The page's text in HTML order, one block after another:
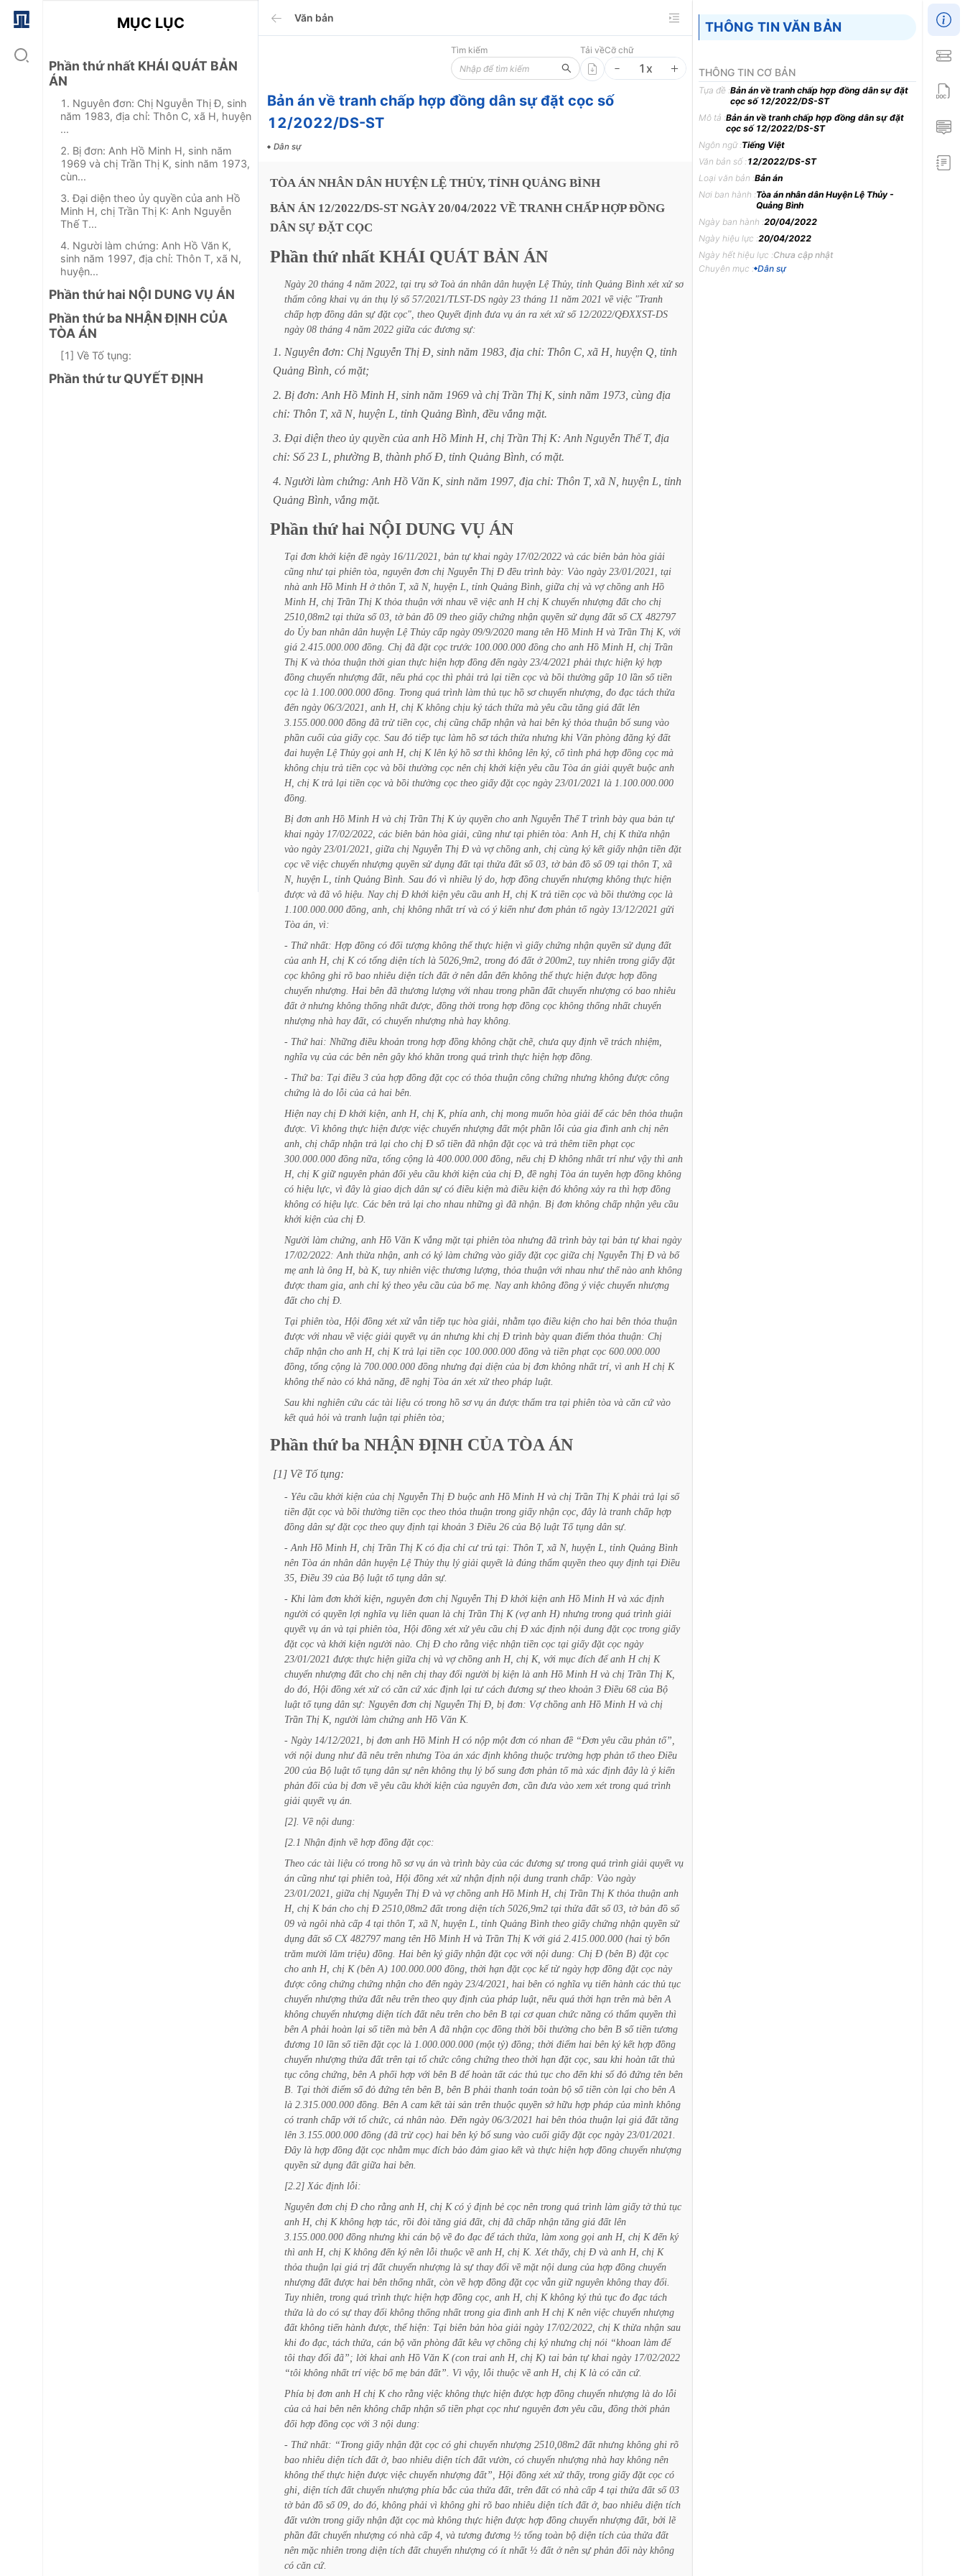
MỤC LỤC
Phần thứ nhất KHÁI QUÁT BẢN
ÁN
1. Nguyên đơn: Chị Nguyễn Thị Đ, sinh
năm 1983, địa chỉ: Thôn C, xã H, huyện
...
2. Bị đơn: Anh Hồ Minh H, sinh năm
1969 và chị Trần Thị K, sinh năm 1973,
cùn...
3. Đại diện theo ủy quyền của anh Hồ
Minh H, chị Trần Thị K: Anh Nguyễn
Thế T...
4. Người làm chứng: Anh Hồ Văn K,
sinh năm 1997, địa chỉ: Thôn T, xã N,
huyện...
Phần thứ hai NỘI DUNG VỤ ÁN
Phần thứ ba NHẬN ĐỊNH CỦA
TÒA ÁN
[1] Về Tố tụng:
Phần thứ tư QUYẾT ĐỊNH
Văn bản
Tìm kiếm Tải vềCỡ chữ
1 x
Bản án về tranh chấp hợp đồng dân sự đặt cọc số
12/2022/DS-ST
Dân sự
TÒA ÁN NHÂN DÂN HUYỆN LỆ THỦY, TỈNH QUẢNG BÌNH
BẢN ÁN 12/2022/DS-ST NGÀY 20/04/2022 VỀ TRANH CHẤP HỢP ĐỒNG
DÂN SỰ ĐẶT CỌC
Phần thứ nhất KHÁI QUÁT BẢN ÁN
Ngày 20 tháng 4 năm 2022, tại trụ sở Toà án nhân dân huyện Lệ Thủy, tỉnh Quảng Bình xét xử sơ
thẩm công khai vụ án thụ lý số 57/2021/TLST-DS ngày 23 tháng 11 năm 2021 về việc "Tranh
chấp hợp đồng dân sự đặt cọc", theo Quyết định đưa vụ án ra xét xử số 12/2022/QĐXXST-DS
ngày 08 tháng 4 năm 2022 giữa các đương sự:
1. Nguyên đơn: Chị Nguyễn Thị Đ, sinh năm 1983, địa chỉ: Thôn C, xã H, huyện Q, tỉnh
Quảng Bình, có mặt;
2. Bị đơn: Anh Hồ Minh H, sinh năm 1969 và chị Trần Thị K, sinh năm 1973, cùng địa
chỉ: Thôn T, xã N, huyện L, tỉnh Quảng Bình, đều vắng mặt.
3. Đại diện theo ủy quyền của anh Hồ Minh H, chị Trần Thị K: Anh Nguyễn Thế T, địa
chỉ: Số 23 L, phường B, thành phố Đ, tỉnh Quảng Bình, có mặt.
4. Người làm chứng: Anh Hồ Văn K, sinh năm 1997, địa chỉ: Thôn T, xã N, huyện L, tỉnh
Quảng Bình, vắng mặt.
Phần thứ hai NỘI DUNG VỤ ÁN
Tại đơn khởi kiện đề ngày 16/11/2021, bản tự khai ngày 17/02/2022 và các biên bản hòa giải
cũng như tại phiên tòa, nguyên đơn chị Nguyễn Thị Đ đều trình bày: Vào ngày 23/01/2021,
tại
nhà anh Hồ Minh H ở thôn T, xã N, huyện L, tỉnh Quảng Bình, giữa chị và vợ chồng anh Hồ
Minh H, chị Trần Thị K thỏa thuận với nhau về việc anh H chị K chuyển nhượng đất cho chị
2510,08m2 tại thửa số 03, tờ bản đồ 09 theo giấy chứng nhận quyền sử dụng đất số CX 482797
do Ủy ban nhân dân huyện Lệ Thủy cấp ngày 09/9/2020 mang tên Hồ Minh H và Trần Thị K, với
giá 2.415.000.000 đồng. Chị đã đặt cọc trước 100.000.000 đồng cho anh Hồ Minh H, chị Trần
Thị K và thỏa thuận thời gian thực hiện hợp đồng đến ngày 23/4/2021 phải thực hiện ký hợp
đồng chuyển nhượng đất, nếu phá cọc thì phải trả lại tiền cọc và bồi thường gấp 10 lần số tiền
cọc là 1.100.000.000 đồng. Trong quá trình làm thủ tục hồ sơ chuyển nhượng, đo đạc tách thửa
đến ngày 06/3/2021, anh H, chị K không chịu ký tách thửa mà yêu cầu tăng giá đất lên
3.155.000.000 đồng đã trừ tiền cọc, chị cũng chấp nhận và hai bên ký thỏa thuận bổ sung vào
phần cuối của giấy cọc. Sau đó tiếp tục làm hồ sơ tách thửa nhưng khi Văn phòng đăng ký đất
đai huyện Lệ Thủy gọi anh H, chị K lên ký hồ sơ thì không lên ký, cố tình phá hợp đồng cọc mà
không chịu trả tiền cọc và bồi thường cọc nên chị khởi kiện yêu cầu Tòa án giải quyết buộc anh
H, chị K trả lại tiền cọc và bồi thường cọc theo giấy đặt cọc ngày 23/01/2021 là 1.100.000.000
đồng.
Bị đơn anh Hồ Minh H và chị Trần Thị K ủy quyền cho anh Nguyễn Thế T trình bày qua bản tự
khai ngày 17/02/2022, các biên bản hòa giải, cũng như tại phiên tòa: Anh H, chị K thừa nhận
vào ngày 23/01/2021, giữa chị Nguyễn Thị Đ và vợ chồng anh, chị cùng ký kết giấy nhận tiền đặt
cọc về việc chuyển nhượng quyền sử dụng đất tại thửa đất số 03, tờ bản đồ số 09 tại thôn T, xã
N, huyện L, tỉnh Quảng Bình. Sau đó vì nhiều lý do, hợp đồng chuyển nhượng không thực hiện
được và đã vô hiệu. Nay chị Đ khởi kiện yêu cầu anh H, chị K trả tiền cọc và bồi thường cọc là
1.100.000.000 đồng, anh, chị không nhất trí và có ý kiến như đơn phản tố ngày 13/12/2021 gửi
Tòa án, vì:
- Thứ nhất: Hợp đồng có đối tượng không thể thực hiện vì giấy chứng nhận quyền sử dụng đất
của anh H, chị K có tổng diện tích là 5026,9m2, trong đó đất ở 200m2, tuy nhiên trong giấy đặt
cọc không ghi rõ bao nhiêu diện tích đất ở nên dẫn đến không thể thực hiện được hợp đồng
chuyển nhượng. Hai bên đã thương lượng với nhau trong phần đất chuyển nhượng có bao nhiêu
đất ở nhưng không thống nhất được, đồng thời trong hợp đồng cọc không thống nhất chuyển
nhượng nhà hay đất, có chuyển nhượng nhà hay không.
- Thứ hai: Những điều khoản trong hợp đồng không chặt chẽ, chưa quy định về trách nhiệm,
nghĩa vụ của các bên nên gây khó khăn trong quá trình thực hiện hợp đồng.
- Thứ ba: Tại điều 3 của hợp đồng đặt cọc có thỏa thuận công chứng nhưng không được công
chứng là do lỗi của cả hai bên.
Hiện nay chị Đ khởi kiện, anh H, chị K, phía anh, chị mong muốn hòa giải để các bên thỏa thuận
được. Vì không thực hiện được việc chuyển nhượng đất một phần lỗi của gia đình anh chị nên
anh, chị chấp nhận trả lại cho chị Đ số tiền đã nhận đặt cọc và trả thêm tiền phạt cọc
300.000.000 đồng nữa, tổng cộng là 400.000.000 đồng, nếu chị Đ không nhất trí như vậy thì anh
H, chị K giữ nguyên phản đối yêu cầu khởi kiện của chị Đ, đề nghị Tòa án tuyên hợp đồng không
có hiệu lực, vì đây là giao dịch dân sự có điều kiện mà điều kiện đó không xảy ra thì hợp đồng
không có hiệu lực. Các bên trả lại cho nhau những gì đã nhận. Bị đơn không chấp nhận yêu cầu
khởi kiện của chị Đ.
Người làm chứng, anh Hồ Văn K vắng mặt tại phiên tòa nhưng đã trình bày tại bản tự khai ngày
17/02/2022: Anh thừa nhận, anh có ký làm chứng vào giấy đặt cọc giữa chị Nguyễn Thị Đ và bố
mẹ anh là ông H, bà K, tuy nhiên việc thương lượng, thỏa thuận với nhau như thế nào anh không
được tham gia, anh chỉ ký theo yêu cầu của bố mẹ. Nay anh không đồng ý việc chuyển nhượng
đất cho chị Đ.
Tại phiên tòa, Hội đồng xét xử vẫn tiếp tục hòa giải, nhằm tạo điều kiện cho hai bên thỏa thuận
được với nhau về việc giải quyết vụ án nhưng khi chị Đ trình bày quan điểm thỏa thuận: Chị
chấp nhận cho anh H, chị K trả lại tiền cọc 100.000.000 đồng và tiền phạt cọc 600.000.000
đồng, tổng cộng là 700.000.000 đồng nhưng đại diện của bị đơn không nhất trí, vì anh H chị K
không thể nào có khả năng, đề nghị Tòa án xét xử theo pháp luật.
Sau khi nghiên cứu các tài liệu có trong hồ sơ vụ án được thẩm tra tại phiên tòa và căn cứ vào
kết quả hỏi và tranh luận tại phiên tòa;
Phần thứ ba NHẬN ĐỊNH CỦA TÒA ÁN
[1] Về Tố tụng:
- Yêu cầu khởi kiện của chị Nguyễn Thị Đ buộc anh Hồ Minh H và chị Trần Thị K phải trả lại số
tiền đặt cọc và bồi thường tiền cọc theo thỏa thuận trong giấy nhận cọc, đây là tranh chấp hợp
đồng dân sự đặt cọc theo quy định tại khoản 3 Điều 26 của Bộ luật Tố tụng dân sự.
- Anh Hồ Minh H, chị Trần Thị K có địa chỉ cư trú tại: Thôn T, xã N, huyện L, tỉnh Quảng Bình
nên Tòa án nhân dân huyện Lệ Thủy thụ lý giải quyết là đúng thẩm quyền theo quy định tại Điều
35, Điều 39 của Bộ luật tố tụng dân sự.
- Khi làm đơn khởi kiện, nguyên đơn chị Nguyễn Thị Đ khởi kiện anh Hồ Minh H và xác định
người có quyền lợi nghĩa vụ liên quan là chị Trần Thị K (vợ anh H) nhưng trong quá trình giải
quyết vụ án và tại phiên tòa, Hội đồng xét xử yêu cầu chị Đ xác định nội dung đặt cọc trong giấy
đặt cọc và khởi kiện người nào. Chị Đ cho rằng việc nhận tiền cọc tại giấy đặt cọc ngày
23/01/2021 được thực hiện giữa chị và vợ chồng anh H, chị K, với mục đích để anh H chị K
chuyển nhượng đất cho chị nên chị thay đổi người bị kiện là anh Hồ Minh H và chị Trần Thị K,
do đó, Hội đồng xét xử có căn cứ xác định lại tư cách đương sự theo khoản 3 Điều 68 của Bộ
luật tố tụng dân sự: Nguyên đơn chị Nguyễn Thị Đ, bị đơn: Vợ chồng anh Hồ Minh H và chị
Trần Thị K, người làm chứng anh Hồ Văn K.
- Ngày 14/12/2021, bị đơn anh Hồ Minh H có nộp một đơn có nhan đề “Đơn yêu cầu phản tố”,
với nội dung như đã nêu trên nhưng Tòa án xác định không thuộc trường hợp phản tố theo Điều
200 của Bộ luật tố tụng dân sự nên không thụ lý bổ sung đơn phản tố mà xác định đây là ý kiến
phản đối của bị đơn về yêu cầu khởi kiện của nguyên đơn, cần đưa vào xem xét trong quá trình
giải quyết vụ án.
[2]. Về nội dung:
[2.1 Nhận định về hợp đồng đặt cọc:
Theo các tài liệu có trong hồ sơ vụ án và trình bày của các đương sự trong quá trình giải quyết vụ
án cũng như tại phiên toà, Hội đồng xét xử nhận định nội dung tranh chấp: Vào ngày
23/01/2021,
giữa chị Nguyễn Thị Đ và vợ chồng anh Hồ Minh H, chị Trần Thị K thỏa thuận anh
H, chị K bán cho chị Đ 2510,08m2 đất trong diện tích 5026,9m2 tại thửa đất số 03, tờ bản đồ số
09 và ngôi nhà cấp 4 tại thôn T, xã N, huyện L, tỉnh Quảng Bình theo giấy chứng nhận quyền sử
dụng đất số CX 482797 mang tên Hồ Minh H và Trần Thị K với giá 2.415.000.000 (hai tỷ bốn
trăm mười lăm triệu) đồng. Hai bên ký giấy nhận đặt cọc với nội dung: Chị Đ (bên B) đặt cọc
cho anh H, chị K (bên A) 100.000.000 đồng, thời hạn đặt cọc kể từ ngày hợp đồng đặt cọc này
được công chứng chứng nhận cho đến ngày 23/4/2021, hai bên có nghĩa vụ tiến hành các thủ tục
chuyển nhượng thửa đất nêu trên theo quy định của pháp luật, nếu quá thời hạn trên mà bên A
không chuyển nhượng diện tích đất nêu trên cho bên B tại cơ quan chức năng có thẩm quyền thì
bên A phải hoàn lại số tiền mà bên A đã nhận cọc đồng thời bồi thường cho bên B số tiền tương
đương 10 lần số tiền đặt cọc là 1.000.000.000 (một tỷ) đồng; thời điểm hai bên ký kết hợp đồng
chuyển nhượng thửa đất trên tại tổ chức công chứng theo thời hạn đặt cọc, sau khi hoàn tất thủ
tục công chứng, bên A phối hợp với bên B để hoàn tất các thủ tục cho đến khi sổ đỏ đứng tên bên
B. Tại thời điểm số đỏ đứng tên bên B, bên B phải thanh toán toàn bộ số tiền còn lại cho bên A
là 2.315.000.000 đồng. Bên A cam kết tài sản trên thuộc quyền sở hữu hợp pháp của mình không
có tranh chấp với tổ chức, cá nhân nào. Đến ngày 06/3/2021 hai bên thỏa thuận lại giá đất tăng
lên 3.155.000.000 đồng (đã trừ cọc) hai bên ký bổ sung vào cuối giấy đặt cọc ngày 23/01/2021.
Đây là hợp đồng đặt cọc nhằm mục đích bảo đảm giao kết và thực hiện hợp đồng chuyển nhượng
quyền sử dụng đất giữa hai bên.
[2.2] Xác định lỗi:
Nguyên đơn chị Đ cho rằng anh H, chị K có ý định bẻ cọc nên trong quá trình làm giấy tờ thủ tục
anh H, chị K không hợp tác, rồi đòi tăng giá đất, chị đã chấp nhận tăng giá đất lên
3.155.000.000 đồng nhưng khi cán bộ về đo đạc để tách thửa, làm xong gọi anh H, chị K đến ký
thì anh H, chị K không đến ký nên lỗi thuộc về anh H, chị K. Xét thấy, chị Đ và anh H, chị K
thỏa thuận lại giá trị đất chuyển nhượng là sự thay đổi về mặt nội dung của hợp đồng chuyển
nhượng đất được hai bên thống nhất, còn về hợp đồng đặt cọc vẫn giữ nguyên không thay đổi.
Tuy nhiên, trong quá trình thực hiện hợp đồng cọc, anh H, chị K không ký thủ tục đo đạc tách
thửa là do có sự thay đổi không thống nhất trong gia đình anh H chị K nên việc chuyển nhượng
đất không tiến hành được, thể hiện: Tại biên bản hòa giải ngày 17/02/2022, chị K thừa nhận sau
khi đo đạc, tách thửa, cán bộ văn phòng đất kêu vợ chồng chị ký nhưng chị nói “khoan làm để
tôi thay đổi đã”; lời khai anh Hồ Văn K (con trai anh H, chị K) tai bản tự khai ngày 17/02/2022
“tôi không nhất trí việc bố mẹ bán đất”. Vì vậy, lỗi thuộc về anh H, chị K là có căn cứ.
Phía bị đơn anh H chị K cho rằng việc không thực hiện được hợp đồng chuyển nhượng là do lỗi
của cả hai bên nên không chấp nhận số tiền phạt cọc như nguyên đơn yêu cầu, đồng thời phản
đối hợp đồng cọc với 3 nội dung:
- Thứ nhất: “Trong giấy nhận đặt cọc có ghi chuyển nhượng 2510,08m2 đất nhưng không ghi rõ
bao nhiêu diện tích đất ở, bao nhiêu diện tích đất vườn, có chuyển nhượng nhà hay không nên
không thể thực hiện được việc chuyển nhượng đất”, Hội đồng xét xử thấy, trong giấy đặt cọc có
ghi, diện tích đất chuyển nhượng phía bắc của thửa đất, trên đất có nhà cấp 4 tại thửa đất số 03
tờ bản đồ số 09, do đó, không phải vì không ghi rõ bao nhiêu diện tích đất ở, bao nhiêu diện tích
đất vườn trong giấy nhận đặt cọc mà không thực hiện được hợp đồng chuyển nhượng đất, bởi lẽ
phần đất chuyển nhượng có nhà cấp 4, và tương đương ½ tổng toàn bộ diện tích của thửa đất
nên mặc nhiên trong diện tích đất chuyển nhượng có ít nhất ½ đất ở nên sự phản đối này không
có căn cứ.
THÔNG TIN VĂN BẢN
THÔNG TIN CƠ BẢN
Tựa đề :Bản án về tranh chấp hợp đồng dân sự đặt
cọc số 12/2022/DS-ST
Mô tả :Bản án về tranh chấp hợp đồng dân sự đặt
cọc số 12/2022/DS-ST
Ngôn ngữ :Tiếng Việt
Văn bản số :12/2022/DS-ST
Loại văn bản :Bản án
Nơi ban hành :Tòa án nhân dân Huyện Lệ Thủy -
Quảng Bình
Ngày ban hành :20/04/2022
Ngày hiệu lực :20/04/2022
Ngày hết hiệu lực :Chưa cập nhật
Chuyên mục : Dân sự